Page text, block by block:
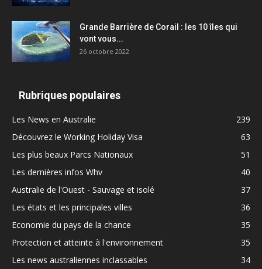
Grande Barrière de Corail : les 10 îles qui
vont vous...
26 octobre 2022
Rubriques populaires
Les News en Australie
239
Découvrez le Working Holiday Visa
63
Les plus beaux Parcs Nationaux
51
Les dernières infos Whv
40
Australie de l'Ouest - Sauvage et isolé
37
Les états et les principales villes
36
Economie du pays de la chance
35
Protection et atteinte à l'environnement
35
Les news australiennes inclassables
34